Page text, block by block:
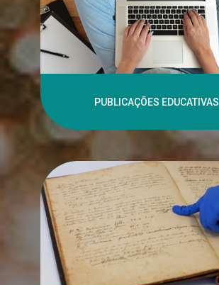
PUBLICAÇÕES EDUCATIVAS